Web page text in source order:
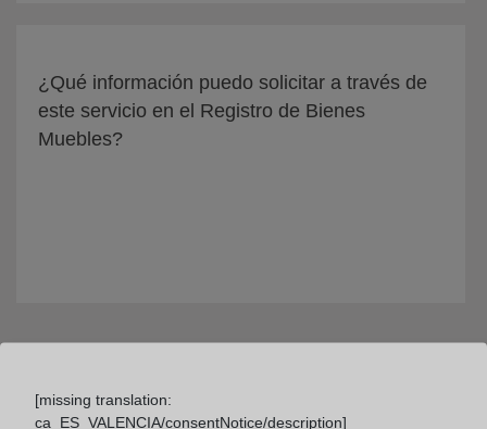
¿Qué información puedo solicitar a través de
este servicio en el Registro de Bienes
Muebles?
[missing translation:
ca_ES_VALENCIA/consentNotice/description]